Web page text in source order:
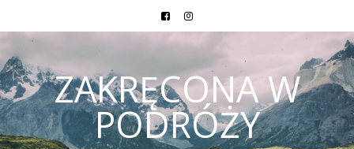
ZAKRĘCONA W
PODRÓŻY